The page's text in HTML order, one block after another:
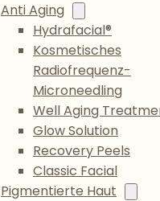
Anti Aging
Hydrafacial®
Kosmetisches
Radiofrequenz-
Microneedling
Well Aging
Glow Solution
Recovery Peels
Classic Facial
Pigmentierte Haut